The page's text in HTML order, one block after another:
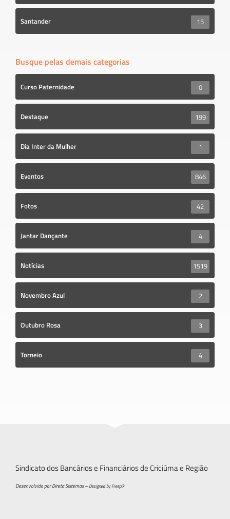
Santander 15
Busque pelas demais categorias
Curso Paternidade 0
Destaque 199
Dia Inter da Mulher 1
Eventos 846
Fotos 42
Jantar Dançante 4
Notícias 1519
Novembro Azul 2
Outubro Rosa 3
Torneio 4
Sindicato dos Bancários e Financiários de Criciúma e Região
Desenvolvido por Direta Sistemas –Designed by Freepik